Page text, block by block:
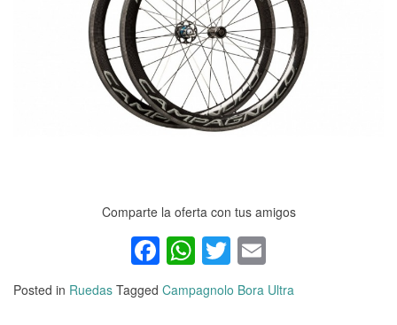
Comparte la oferta con tus amigos
Facebook
WhatsApp
Twitter
Posted in Ruedas Tagged Campagnolo Bora Ultra